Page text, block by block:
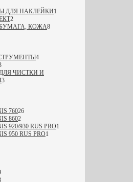
ДЛЯ НАКЛЕЙКИ1
2
КОЖА8
4
ЧИСТКИ И
3
76026
8602
920/930 RUS PRO1
950 RUS PRO1